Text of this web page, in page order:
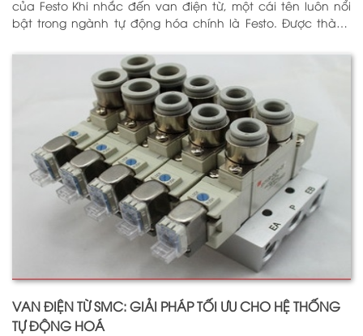
của Festo Khi nhắc đến van điện từ, một cái tên luôn nổi
bật trong ngành tự động hóa chính là Festo. Được thành
VAN ĐIỆN TỪ SMC: GIẢI PHÁP TỐI ƯU CHO HỆ THỐNG
TỰ ĐỘNG HOÁ